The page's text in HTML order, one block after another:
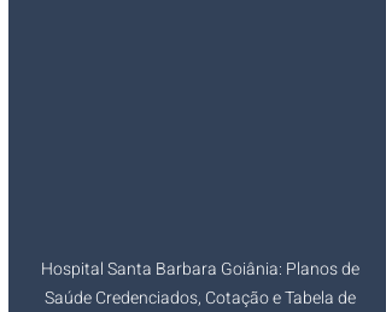
Hospital Santa Barbara Goiânia: Planos de
Saúde Credenciados, Cotação e Tabela de